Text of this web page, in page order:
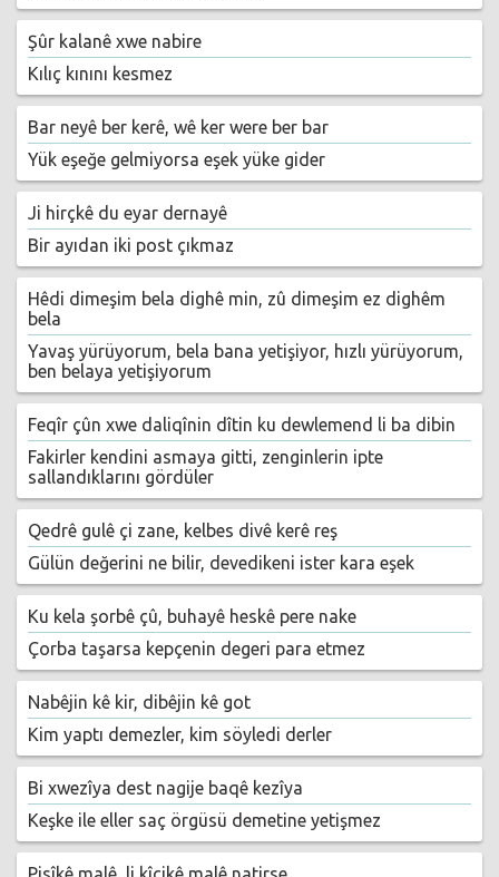
Şûr kalanê xwe nabire
Kılıç kınını kesmez
Bar neyê ber kerê, wê ker were ber bar
Yük eşeğe gelmiyorsa eşek yüke gider
Ji hirçkê du eyar dernayê
Bir ayıdan iki post çıkmaz
Hêdi dimeşim bela dighê min, zû dimeşim ez dighêm
bela
Yavaş yürüyorum, bela bana yetişiyor, hızlı yürüyorum,
ben belaya yetişiyorum
Feqîr çûn xwe daliqînin dîtin ku dewlemend li ba dibin
Fakirler kendini asmaya gitti, zenginlerin ipte
sallandıklarını gördüler
Qedrê gulê çi zane, kelbes divê kerê reş
Gülün değerini ne bilir, devedikeni ister kara eşek
Ku kela şorbê çû, buhayê heskê pere nake
Çorba taşarsa kepçenin degeri para etmez
Nabêjin kê kir, dibêjin kê got
Kim yaptı demezler, kim söyledi derler
Bi xwezîya dest nagije baqê kezîya
Keşke ile eller saç örgüsü demetine yetişmez